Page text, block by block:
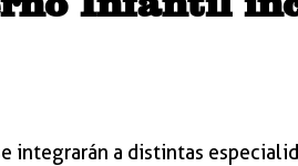
integrarán a distintas